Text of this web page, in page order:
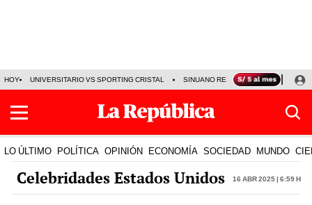
HOY UNIVERSITARIO VS SPORTING CRISTAL SINUANO RESULTADOS HOY
LO ÚLTIMO POLÍTICA OPINIÓN ECONOMÍA SOCIEDAD MUNDO
Celebridades Estados Unidos 16 Abr 2025 | 6:59 h